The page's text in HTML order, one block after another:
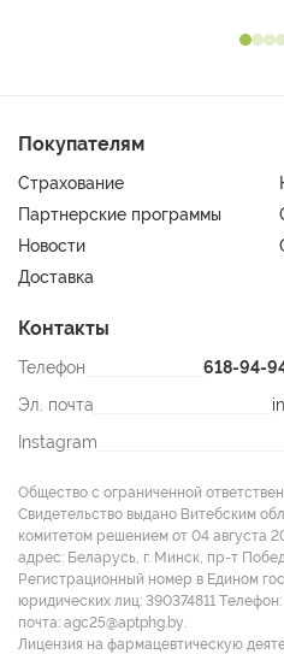
Покупателям
Страхование
Партнерские программы
Новости
Доставка
Контакты
Телефон 618-94-
Эл. почта
Instagram
Общество с ограниченной
Свидетельство выдано Витебским
комитетом решением от 04 августа
адрес: Беларусь, г. Минск, пр-т
Регистрационный номер в Едином
юридических лиц: 390374811
почта: agc25@aptphg.by.
Лицензия на фармацевтическую